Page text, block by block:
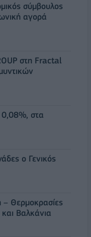
σύμβουλος
αγορά
στη Fractal
0,08%, στα
ο Γενικός
Θερμοκρασίες
Βαλκάνια